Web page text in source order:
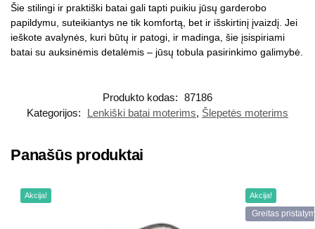
Šie stilingi ir praktiški batai gali tapti puikiu jūsų garderobo
papildymu, suteikiantys ne tik komfortą, bet ir išskirtinį įvaizdį. Jei
ieškote avalynės, kuri būtų ir patogi, ir madinga, šie įsispiriami
batai su auksinėmis detalėmis – jūsų tobula pasirinkimo galimybė.
Produkto kodas: 87186
Kategorijos:
Lenkiški batai moterims, Šlepetės moterims
Panašūs produktai
Akcija! Akcija!
Greitas